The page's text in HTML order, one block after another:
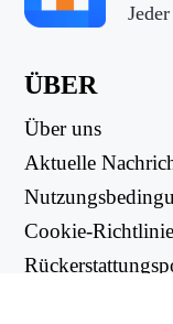
ÜBER
Über uns
Aktuelle
Cookie-Richtlinie